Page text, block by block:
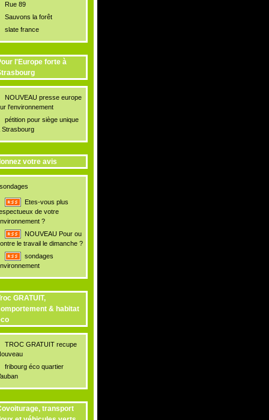
Rue 89
Sauvons la forêt
slate france
l'Europe forte à
NOUVEAU presse europe
l'environnement
pétition pour siège unique
Strasbourg
votre avis
sondages
Etes-vous plus
de votre
?
NOUVEAU Pour ou
le travail le dimanche ?
sondages
GRATUIT,
& habitat
TROC GRATUIT recupe
fribourg éco quartier
transport